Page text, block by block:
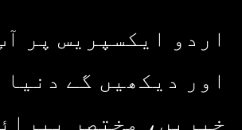
اردو ایکسپریس پر
اور دیکھیں گے
خبریں، مختصر